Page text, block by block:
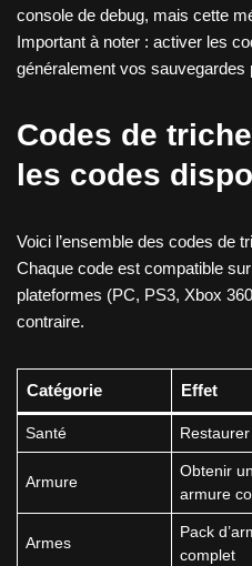
console de debug, mais cette
Important à noter : activer les
généralement vos
Codes de
les codes
Voici l’ensemble des codes de
Chaque code est compatible
plateformes (PC, PS3, Xbox
contraire.
Catégorie Effet
Santé
Armure
Obtenir
armure
Armes
Pack
complet